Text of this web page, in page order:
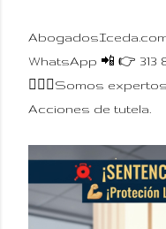
WhatsApp 📲 👉 313
🧑‍⚖️⚖️Somos
Acciones de tutela.